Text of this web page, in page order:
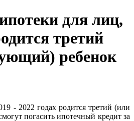
для лиц,
третий
ребенок
- 2022 годах родится третий (или
погасить ипотечный кредит за